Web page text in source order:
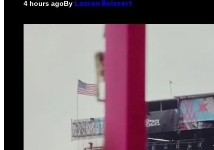
4 hours agoBy Lauren Boisvert